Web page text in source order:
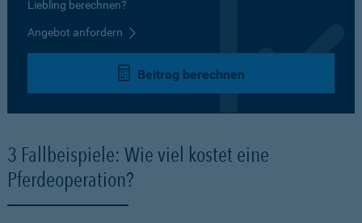
Liebling berechnen?
Angebot anfordern
Beitrag berechnen
3 Fallbeispiele: Wie viel kostet eine
Pferdeoperation?